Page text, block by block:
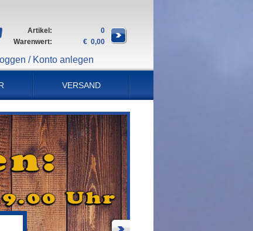
Artikel:
0
Warenwert:
€ 0,00
/ Konto anlegen
VERSAND